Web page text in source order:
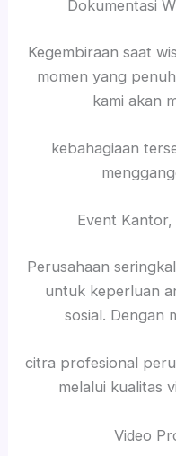
Dokumentasi
Kegembiraan saat
momen yang
kami akan
kebahagiaan
Event
Perusahaan
untuk keperluan
sosial. Dengan
citra profesional
melalui kualitas
Video